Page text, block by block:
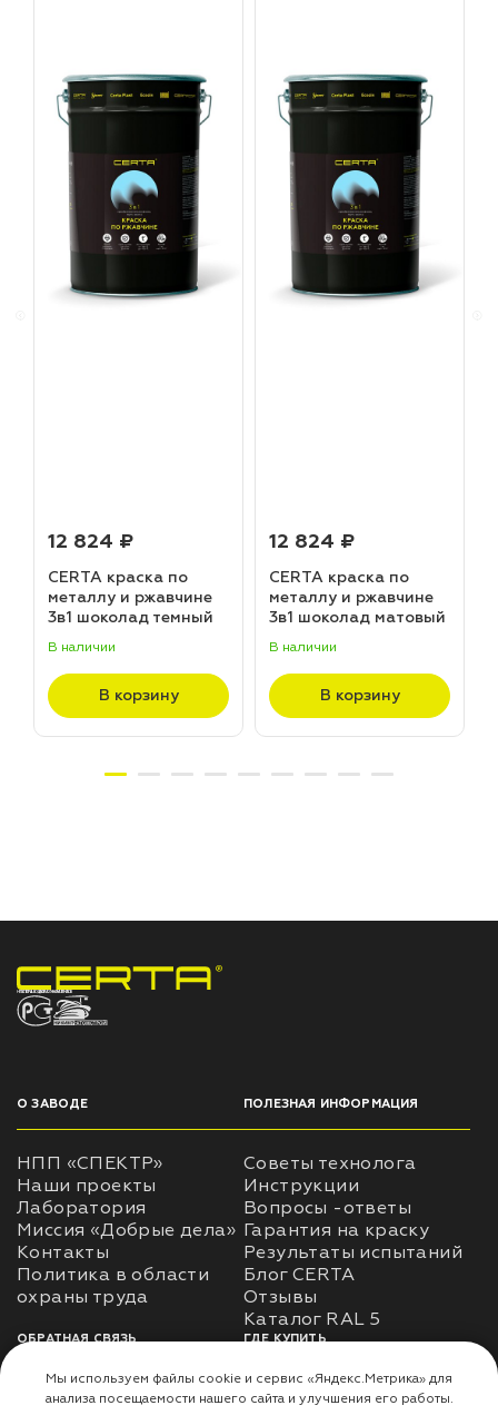
12 824 ₽
CERTA краска по
металлу и ржавчине
3в1 шоколад темный
(20,0кг)
В наличии
В корзину
12 824 ₽
CERTA краска по
металлу и ржавчине
3в1 шоколад матовый
В наличии
В корзину
НПП «СПЕКТР» ЗАВОД ЛАКОКРАСОЧНЫХ МАТЕРИАЛОВ
О ЗАВОДЕ
НПП «СПЕКТР»
Наши проекты
Лаборатория
Миссия «Добрые дела»
Контакты
Политика в области
ПОЛЕЗНАЯ ИНФОРМАЦИЯ
Советы технолога
Инструкции
Вопросы -ответы
Гарантия на краску
Результаты испытаний
Блог CERTA
Отзывы
Каталог RAL 5
ОБРАТНАЯ СВЯЗЬ
Использование
ГДЕ КУПИТЬ
Доставка